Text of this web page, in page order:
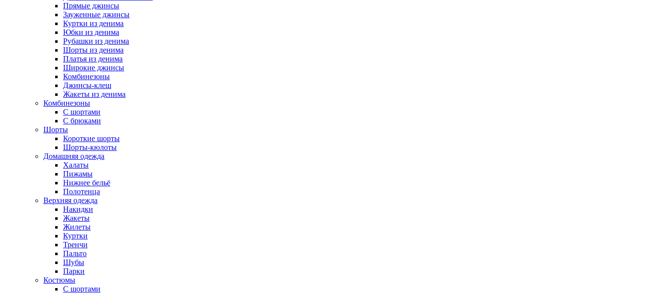
Прямые джинсы
Зауженные джинсы
Куртки из денима
Юбки из денима
Рубашки из денима
Шорты из денима
Платья из денима
Широкие джинсы
Комбинезоны
Джинсы-клеш
Жакеты из денима
Комбинезоны
С шортами
С брюками
Шорты
Короткие шорты
Шорты-кюлоты
Домашняя одежда
Халаты
Пижамы
Нижнее бельё
Полотенца
Верхняя одежда
Накидки
Жакеты
Жилеты
Куртки
Тренчи
Пальто
Шубы
Парки
Костюмы
С шортами